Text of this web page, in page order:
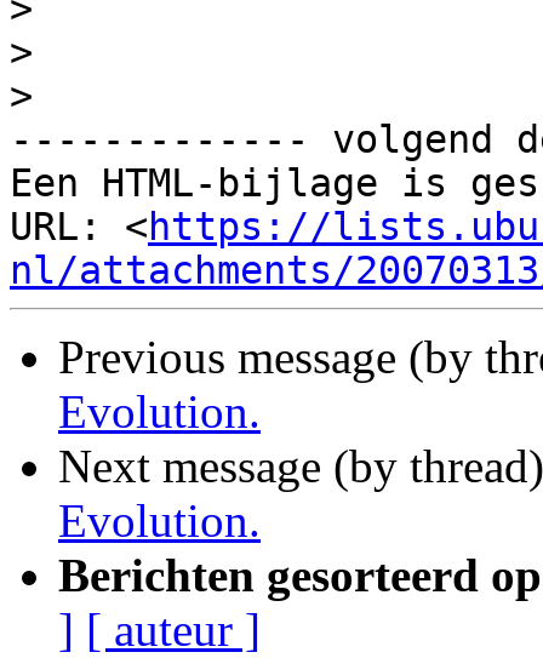
>
>
>
------------- volgend
Een HTML-bijlage is
URL: <https://
nl/attachments/
Previous message (by
Evolution.
Next message (by
Evolution.
Berichten gesorteerd
] [ auteur ]